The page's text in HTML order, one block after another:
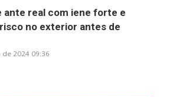
ante real com iene forte e
no exterior antes de
2024 09:36